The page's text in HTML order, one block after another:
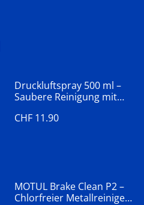
Druckluftspray 500 ml –
Saubere Reinigung mit
CHF 11.90
MOTUL Brake Clean P2 –
Chlorfreier Metallreiniger,